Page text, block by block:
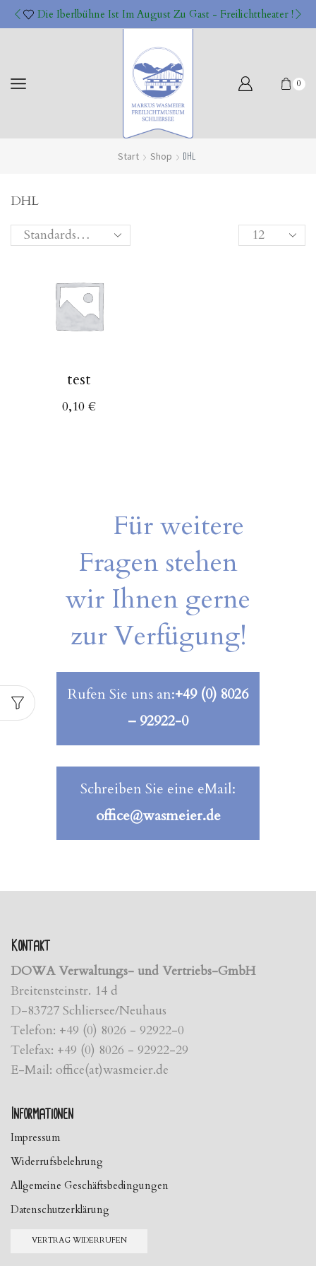
Die Iberlbühne Ist Im August Zu Gast - Freilichttheater !
0
Start Shop DHL
DHL
Products
per
test
0,10 €
Für weitere
Fragen stehen
wir Ihnen gerne
zur Verfügung!
Rufen Sie uns an:+49 (0) 8026
– 92922-0
Schreiben Sie eine eMail:
office@wasmeier.de
Kontakt
DOWA Verwaltungs- und Vertriebs-GmbH
Breitensteinstr. 14 d
D-83727 Schliersee/Neuhaus
Telefon: +49 (0) 8026 - 92922-0
Telefax: +49 (0) 8026 - 92922-29
E-Mail: office(at)wasmeier.de
Informationen
Impressum
Widerrufsbelehrung
Allgemeine Geschäftsbedingungen
Datenschutzerklärung
VERTRAG WIDERRUFEN